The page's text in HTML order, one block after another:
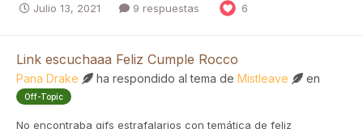
Julio 13, 2021 9 respuestas 6
Link escuchaaa Feliz Cumple Rocco
Pana Drake ha respondido al tema de Mistleave en
Off-Topic
No encontraba gifs estrafalarios con temática de feliz